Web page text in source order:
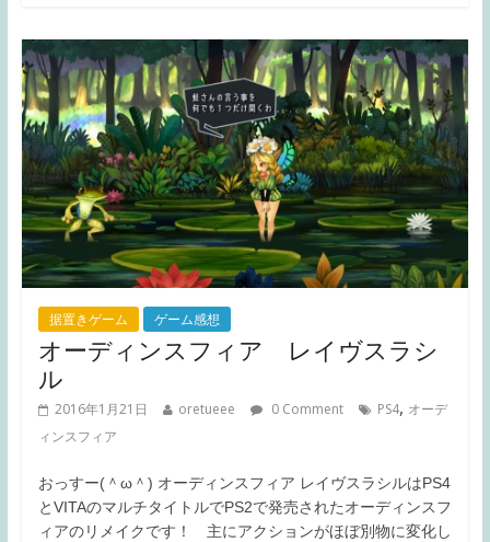
据置きゲーム ゲーム感想
オーディンスフィア レイヴスラシ
ル
2016年1月21日 oretueee 0 Comment PS4, オーデ
ィンスフィア
おっすー(＾ω＾) オーディンスフィア レイヴスラシルはPS4
とVITAのマルチタイトルでPS2で発売されたオーディンスフ
ィアのリメイクです！ 主にアクションがほぼ別物に変化し